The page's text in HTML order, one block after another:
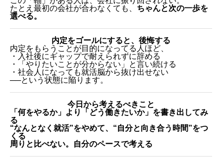
たとえ最初の会社が合わなくても、 ちゃんと次の一歩を
選べる。
内定をゴールにすると、後悔する
内定をもらうことが目的になってる人ほど、
・入社後にギャップで耐えられずに辞める
・「やりたいことが分からない」と言い続ける
・社会人になっても就活脳から抜け出せない
──という状態に陥ります。
今日から考えるべきこと
「何をやるか」より「どう働きたいか」を書き出してみ
る
“なんとなく就活”をやめて、“自分と向き合う時間”をつ
くる
周りと比べない。自分のペースで考える